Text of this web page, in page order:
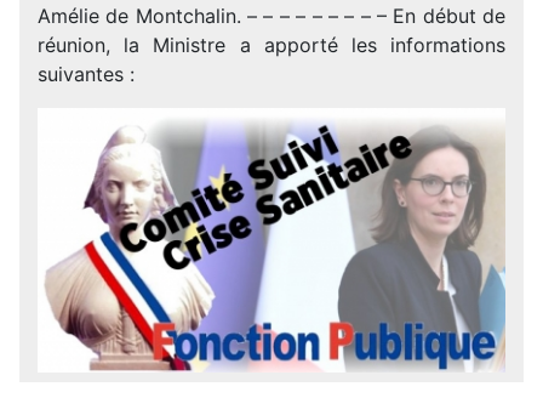
Amélie de Montchalin. – – – – – – – – – En début de
réunion, la Ministre a apporté les informations
suivantes :